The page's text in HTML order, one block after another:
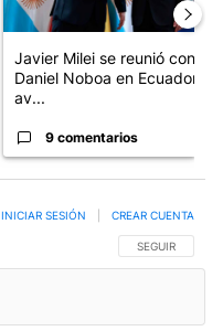
Javier Milei se reunió con
Daniel Noboa en Ecuador y
av...
9 comentarios
SIGA ESTA
SEGUIR
INICIAR SESIÓN CREAR CUENTA